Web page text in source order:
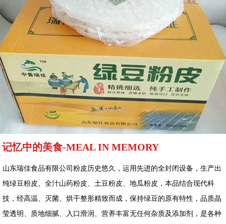
记忆中的美食-MEAL IN MEMORY
山东瑞佳食品有限公司粉皮历史悠久，运用先进的全封闭设备，生产出
纯绿豆粉皮、全汁山药粉皮、土豆粉皮、地瓜粉皮，本品结合现代科
技，经高温、灭菌、烘干整形精致而成，保持绿豆的原有特性，品质晶
莹透明、质地细腻、入口滑润、营养丰富无任何杂质及添加剂，是各种